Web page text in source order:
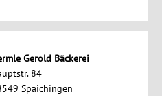
Gerold Bäckerei
84
Spaichingen